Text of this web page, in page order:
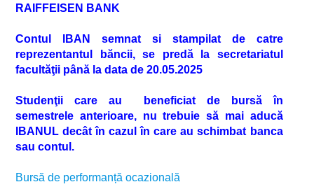
RAIFFEISEN BANK
Contul IBAN semnat si stampilat de catre
reprezentantul băncii, se predă la secretariatul
facultăţii până la data de 20.05.2025
Studenţii care au beneficiat de bursă în
semestrele anterioare, nu trebuie să mai aducă
IBANUL decât în cazul în care au schimbat banca
sau contul.
Bursă de performanță ocazională